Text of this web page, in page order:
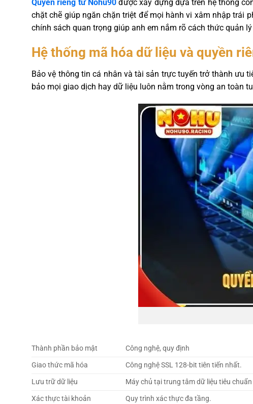
Quyền riêng tư Nohu90được xây dựng dựa trên hệ thống
chặt chẽ giúp ngăn chặn triệt để mọi hành vi xâm nhập trái
chính sách quan trọng giúp anh em nắm rõ cách thức quản
Hệ thống mã hóa dữ liệu và quyền
Bảo vệ thông tin cá nhân và tài sản trực tuyến trở thành ưu
bảo mọi giao dịch hay dữ liệu luôn nằm trong vòng an toàn
Thành phần bảo mật Công nghệ, quy định
Giao thức mã hóa
Công nghệ SSL 128-bit tiên tiến nhất.
Lưu trữ dữ liệu
Máy chủ tại trung tâm dữ liệu tiêu
Xác thực tài khoản
Quy trình xác thực đa tầng.